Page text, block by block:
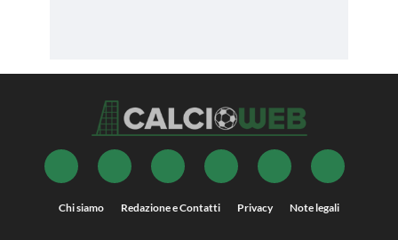
Chi siamo Redazione e Contatti Privacy Note legali